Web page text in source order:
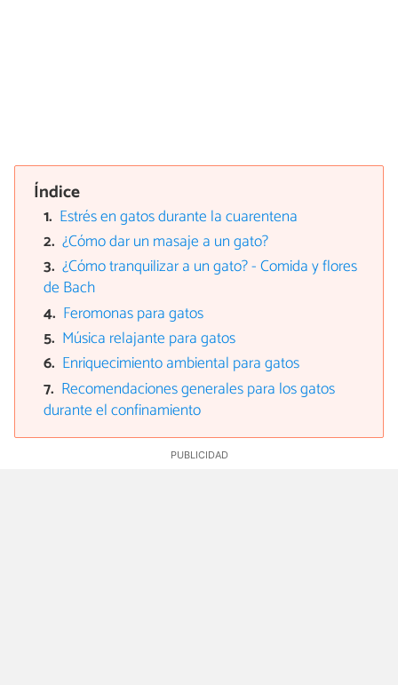
Índice
Estrés en gatos durante la cuarentena
¿Cómo dar un masaje a un gato?
¿Cómo tranquilizar a un gato? - Comida y flores
de Bach
Feromonas para gatos
Música relajante para gatos
Enriquecimiento ambiental para gatos
Recomendaciones generales para los gatos
durante el confinamiento